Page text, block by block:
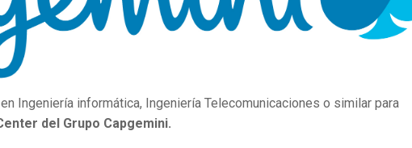
Ingeniería informática, Ingeniería Telecomunicaciones o similar para
del Grupo Capgemini.